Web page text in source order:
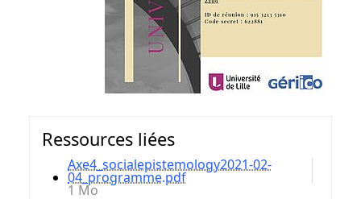
Ressources liées
Axe4_socialepistemology2021-02-
04_programme.pdf
1 Mo